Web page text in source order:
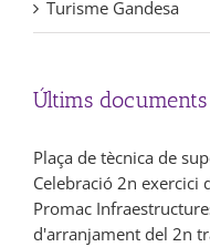
Turisme Gandesa
Últims
Plaça de tècnica de
Celebració 2n exercici
Promac
d'arranjament del 2n